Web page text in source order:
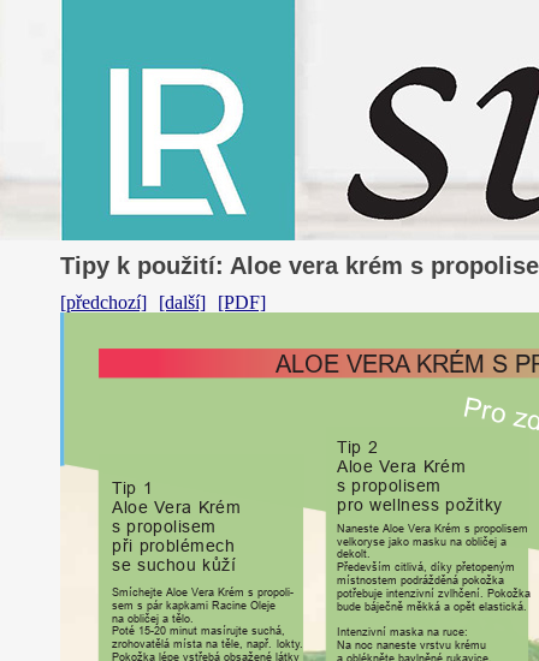
Tipy k použití: Aloe vera krém s
[předchozí] [další] [PDF]
Tip 2
Aloe Vera Krém
s propolisem
pro wellness požitky
Naneste Aloe Vera Krém s propolisem
velkoryse jako masku na obličej a
dekolt.
Především citlivá, díky přetopeným
místnostem podrážděná pokožka
potřebuje intenzivní zvlhčení. Pokožka
bude báječně měkká a opět elastická.
Intenzivní maska na ruce:
Na noc naneste vrstvu krému
Tip 1
Aloe Vera Krém
s propolisem
při problémech
se suchou kůží
Smíchejte Aloe Vera Krém s propoli-
sem s pár kapkami Racine Oleje
na obličej a tělo.
Poté 15-20 minut masírujte suchá,
zrohovatělá místa na těle, např. lokty.
Pokožka lépe vstřebá obsažené látky
ALOE VERA KRÉM S
Pro